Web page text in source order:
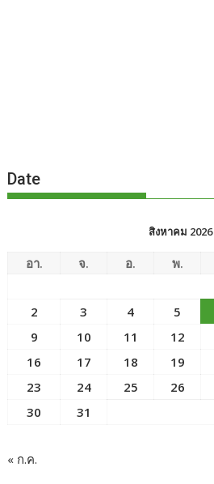
Date
สิงหาคม 2026
อา. จ. อ. พ.
2
3 4 5
9
10 11 12
16
17 18 19
23
24 25 26
30
31
« ก.ค.